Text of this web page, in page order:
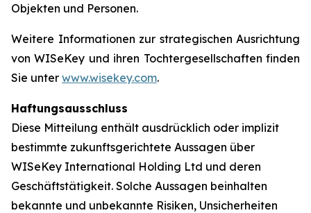
Objekten und Personen.
Weitere Informationen zur strategischen Ausrichtung
von WISeKey und ihren Tochtergesellschaften finden
Sie unter www.wisekey.com.
Haftungsausschluss
Diese Mitteilung enthält ausdrücklich oder implizit
bestimmte zukunftsgerichtete Aussagen über
WISeKey International Holding Ltd und deren
Geschäftstätigkeit. Solche Aussagen beinhalten
bekannte und unbekannte Risiken, Unsicherheiten